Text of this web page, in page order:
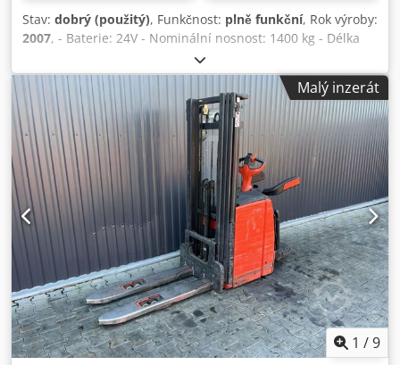
Stav: dobrý (použitý), Funkčnost: plně funkční, Rok výroby:
2007, - Baterie: 24V - Nominální nosnost: 1400 kg - Délka
vidlice: 1200 mm - Servis: generální oprava, výměna
baterie v březnu 2025. Credpfewff Anex Ahyof - V dobrém
stavu
Malý inzerát
1 /9